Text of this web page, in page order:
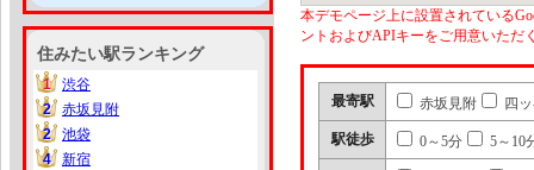
住みたい駅ランキング
1
1
渋谷
2
2
赤坂見附
2
2
池袋
4
4
新宿
本デモページ上に設置されている
ントおよびAPIキーをご用意いただ
最寄駅 赤坂見附 四
駅徒歩 0～5分 5～10